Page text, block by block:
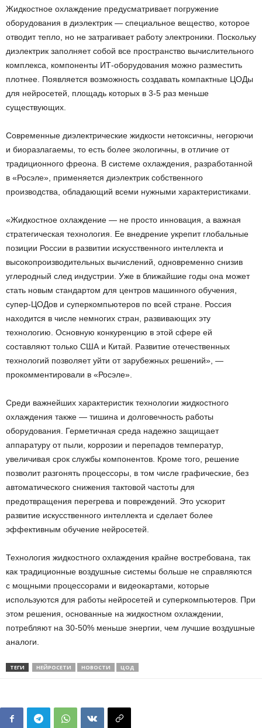
Жидкостное охлаждение предусматривает погружение
оборудования в диэлектрик — специальное вещество, которое
отводит тепло, но не затрагивает работу электроники. Поскольку
диэлектрик заполняет собой все пространство вычислительного
комплекса, компоненты ИТ-оборудования можно разместить
плотнее. Появляется возможность создавать компактные ЦОДы
для нейросетей, площадь которых в 3-5 раз меньше
существующих.
Современные диэлектрические жидкости нетоксичны, негорючи
и биоразлагаемы, то есть более экологичны, в отличие от
традиционного фреона. В системе охлаждения, разработанной
в «Росэле», применяется диэлектрик собственного
производства, обладающий всеми нужными характеристиками.
«Жидкостное охлаждение — не просто инновация, а важная
стратегическая технология. Ее внедрение укрепит глобальные
позиции России в развитии искусственного интеллекта и
высокопроизводительных вычислений, одновременно снизив
углеродный след индустрии. Уже в ближайшие годы она может
стать новым стандартом для центров машинного обучения,
супер-ЦОДов и суперкомпьютеров по всей стране. Россия
находится в числе немногих стран, развивающих эту
технологию. Основную конкуренцию в этой сфере ей
составляют только США и Китай. Развитие отечественных
технологий позволяет уйти от зарубежных решений», —
прокомментировали в «Росэле».
Среди важнейших характеристик технологии жидкостного
охлаждения также — тишина и долговечность работы
оборудования. Герметичная среда надежно защищает
аппаратуру от пыли, коррозии и перепадов температур,
увеличивая срок службы компонентов. Кроме того, решение
позволит разгонять процессоры, в том числе графические, без
автоматического снижения тактовой частоты для
предотвращения перегрева и повреждений. Это ускорит
развитие искусственного интеллекта и сделает более
эффективным обучение нейросетей.
Технология жидкостного охлаждения крайне востребована, так
как традиционные воздушные системы больше не справляются
с мощными процессорами и видеокартами, которые
используются для работы нейросетей и суперкомпьютеров. При
этом решения, основанные на жидкостном охлаждении,
потребляют на 30-50% меньше энергии, чем лучшие воздушные
аналоги.
ТЕГИ НЕЙРОСЕТИ НОВОСТИ ЦОД